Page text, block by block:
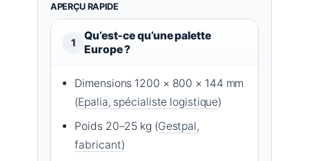
APERÇU RAPIDE
1
Qu’est‑ce qu’une palette
Europe ?
Dimensions 1200 × 800 × 144 mm
(Epalia, spécialiste logistique)
Poids 20–25 kg (Gestpal,
fabricant)